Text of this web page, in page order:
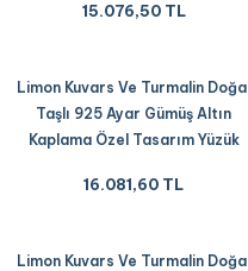
15.076,50 TL
Limon Kuvars Ve Turmalin Doğal
Taşlı 925 Ayar Gümüş Altın
Kaplama Özel Tasarım Yüzük
16.081,60 TL
Limon Kuvars Ve Turmalin Doğal